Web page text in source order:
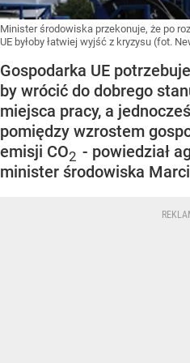
Minister środowiska przekonuje, że po
UE byłoby łatwiej wyjść z kryzysu (fot.
Gospodarka UE
by wrócić do dobrego
miejsca pracy, a
pomiędzy wzrostem
emisji CO2 - powiedział
minister środowiska